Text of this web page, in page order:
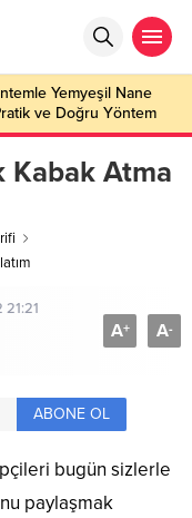
Yemyeşil Nane
ve Doğru Yöntem
Kabak Atma
A+ A-
ABONE OL
bugün sizlerle
paylaşmak